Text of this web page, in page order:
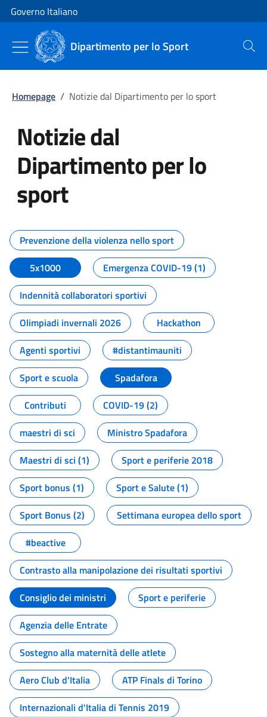
Vai al contenuto
Vai alla navigazione del sito
Governo Italiano
Dipartimento per lo Sport Cerca
Homepage / Notizie dal Dipartimento per lo sport
Notizie dal
Dipartimento per lo
sport
Tutti i contenuti della pagina
Prevenzione della violenza nello sport
5x1000
Emergenza COVID-19 (1)
Indennità collaboratori sportivi
Olimpiadi invernali 2026
Hackathon
Agenti sportivi
#distantimauniti
Sport e scuola
Spadafora
Contributi
COVID-19 (2)
maestri di sci
Ministro Spadafora
Maestri di sci (1)
Sport e periferie 2018
Sport bonus (1)
Sport e Salute (1)
Sport Bonus (2)
Settimana europea dello sport
#beactive
Contrasto alla manipolazione dei risultati sportivi
Consiglio dei ministri
Sport e periferie
Agenzia delle Entrate
Sostegno alla maternità delle atlete
Aero Club d'Italia
ATP Finals di Torino
Internazionali d'Italia di Tennis 2019